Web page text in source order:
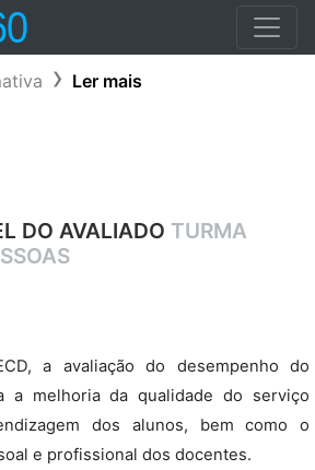
Ler mais
DO AVALIADO TURMA
a avaliação do desempenho do
a melhoria da qualidade do serviço
dos alunos, bem como o
e profissional dos docentes.